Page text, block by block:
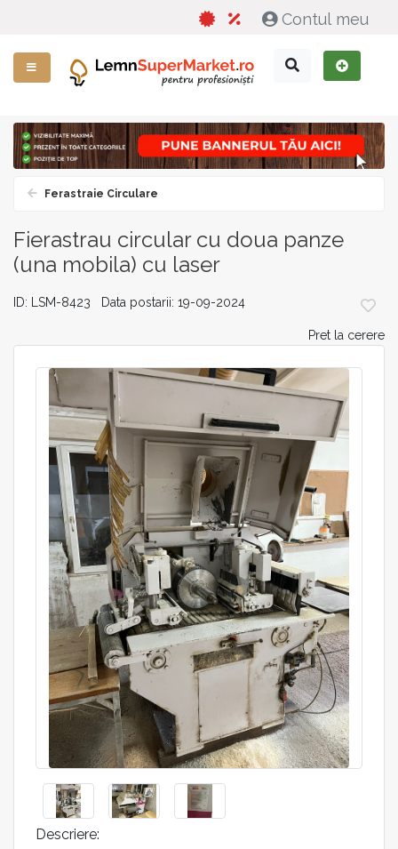
Contul meu
Ferastraie Circulare
Fierastrau circular cu doua panze
(una mobila) cu laser
ID: LSM-8423 Data postarii: 19-09-2024
Pret la cerere
Descriere: